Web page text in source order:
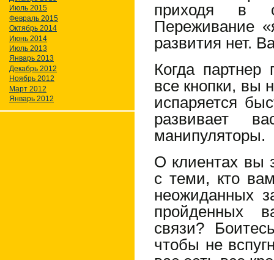
Июль 2015
Февраль 2015
Октябрь 2014
Июнь 2014
Июль 2013
Январь 2013
Декабрь 2012
Ноябрь 2012
Март 2012
Январь 2012
приходя в
Переживание
развития нет.
Когда партнер
все кнопки, вы
испаряется
развивает
манипуляторы.
О клиентах вы
с теми, кто
неожиданных
пройденных
связи?
чтобы не